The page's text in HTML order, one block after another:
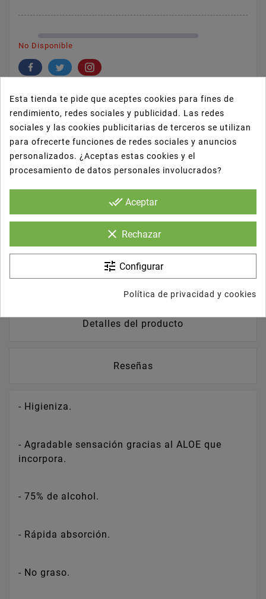
No Disponible
Notificarme Cuando Esté Disponible
brush Personaliza Tu Producto
Descripción
Detalles del producto
Reseñas
- Higieniza.
- Agradable sensación gracias al ALOE que
incorpora.
- 75% de alcohol.
- Rápida absorción.
- No graso.
Esta tienda te pide que aceptes cookies para fines de
rendimiento, redes sociales y publicidad. Las redes
sociales y las cookies publicitarias de terceros se utilizan
para ofrecerte funciones de redes sociales y anuncios
personalizados. ¿Aceptas estas cookies y el
procesamiento de datos personales involucrados?
done_all Aceptar
clear Rechazar
tune Configurar
Política de privacidad y cookies